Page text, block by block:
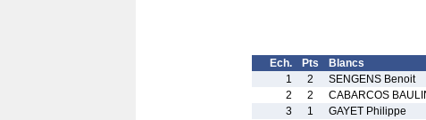
Ech. Pts Blancs
1
2 SENGENS Benoit
2
2 CABARCOS
3
1 GAYET Philippe